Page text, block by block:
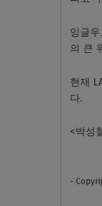
잉글
의 큰
현재
다.
<박성
-